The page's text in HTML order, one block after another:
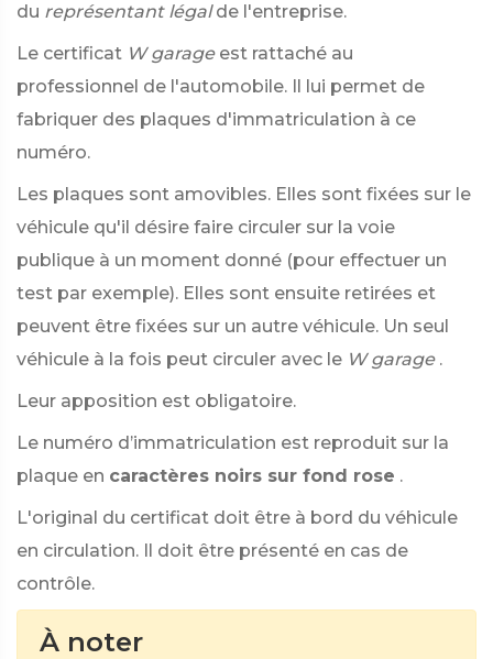
du représentant légal de l'entreprise.
Le certificat W garage est rattaché au
professionnel de l'automobile. Il lui permet de
fabriquer des plaques d'immatriculation à ce
numéro.
Les plaques sont amovibles. Elles sont fixées sur le
véhicule qu'il désire faire circuler sur la voie
publique à un moment donné (pour effectuer un
test par exemple). Elles sont ensuite retirées et
peuvent être fixées sur un autre véhicule. Un seul
véhicule à la fois peut circuler avec le W garage .
Leur apposition est obligatoire.
Le numéro d’immatriculation est reproduit sur la
plaque en caractères noirs sur fond rose .
L'original du certificat doit être à bord du véhicule
en circulation. Il doit être présenté en cas de
contrôle.
À noter